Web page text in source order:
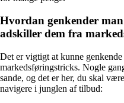
Hvordan genkender
adskiller dem fra
Det er vigtigt at kunne
markedsføringstricks. Nogle
sande, og det er her, du skal
navigere i junglen af tilbud: